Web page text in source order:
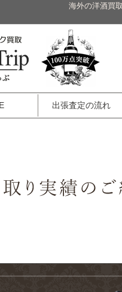
海外の洋酒買
出張査定の流れ